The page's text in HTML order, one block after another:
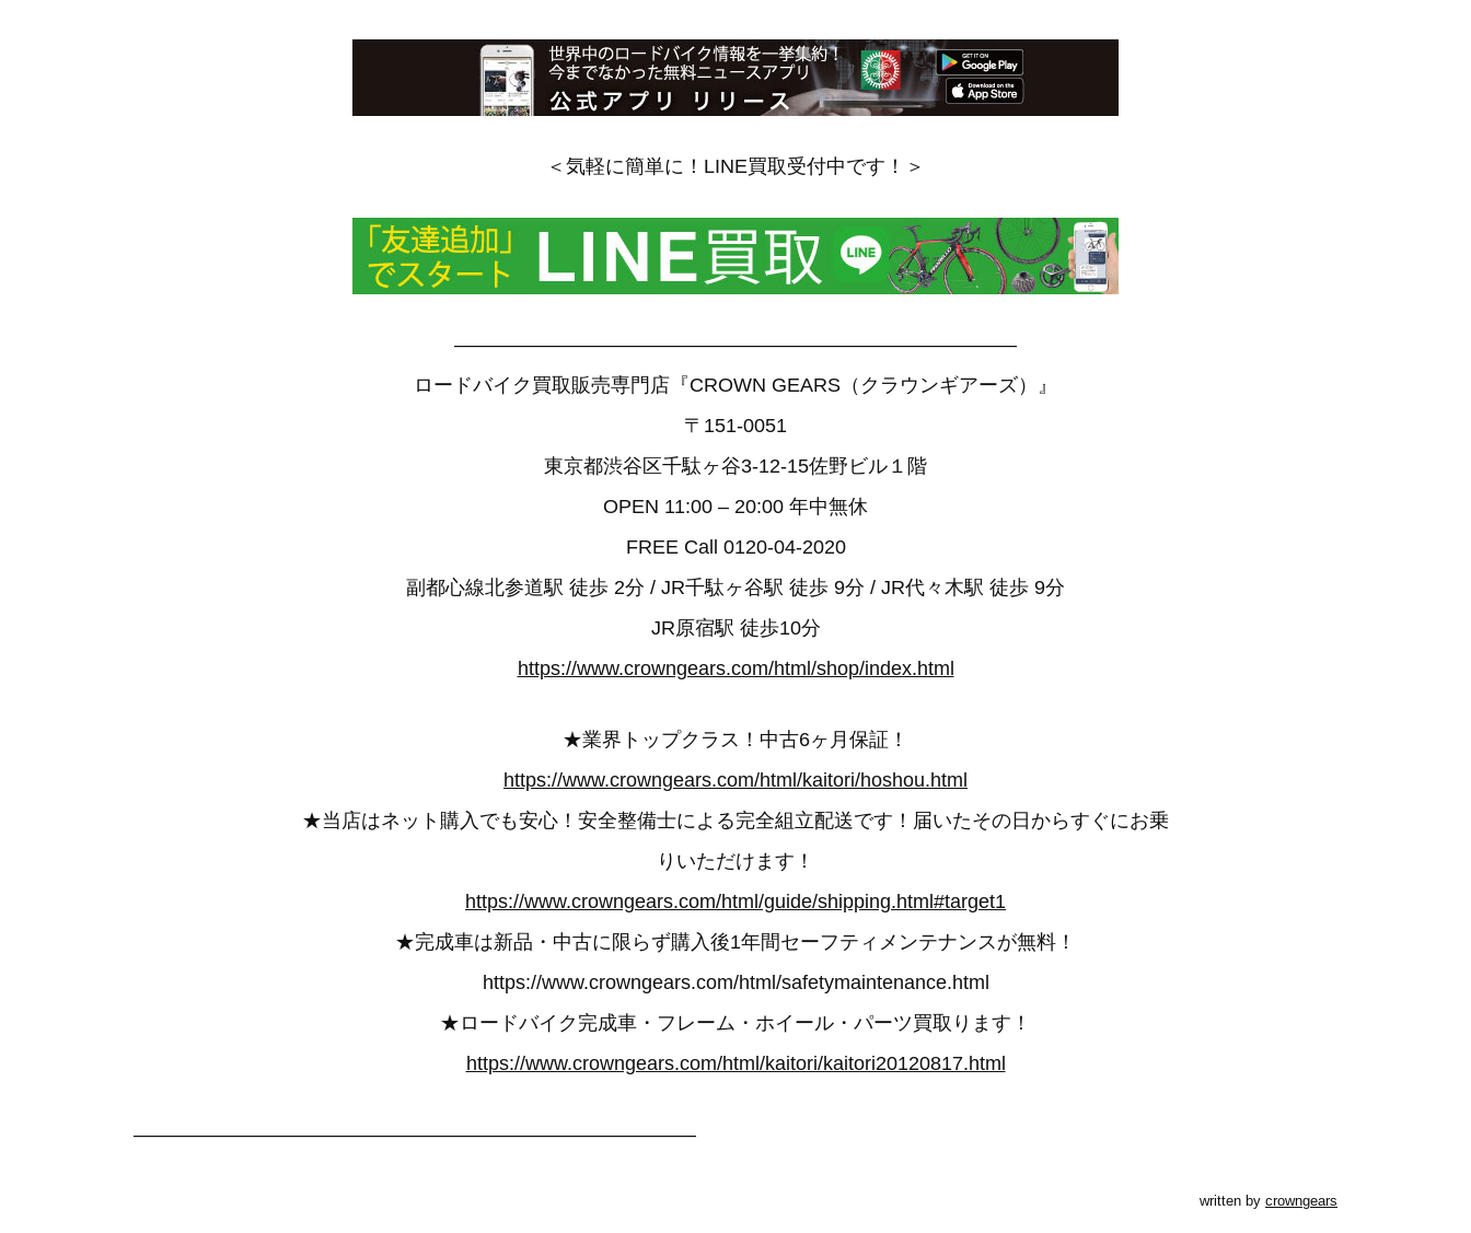
＜気軽に簡単に！LINE買取受付中です！＞
————————————————————————————–
ロードバイク買取販売専門店『CROWN GEARS（クラウンギアーズ）』
〒151-0051
東京都渋谷区千駄ヶ谷3-12-15佐野ビル１階
OPEN 11:00 – 20:00 年中無休
FREE Call 0120-04-2020
副都心線北参道駅 徒歩 2分 / JR千駄ヶ谷駅 徒歩 9分 / JR代々木駅 徒歩 9分
JR原宿駅 徒歩10分
https://www.crowngears.com/html/shop/index.html
★業界トップクラス！中古6ヶ月保証！
https://www.crowngears.com/html/kaitori/hoshou.html
★当店はネット購入でも安心！安全整備士による完全組立配送です！届いたその日からすぐにお乗
りいただけます！
https://www.crowngears.com/html/guide/shipping.html#target1
★完成車は新品・中古に限らず購入後1年間セーフティメンテナンスが無料！
https://www.crowngears.com/html/safetymaintenance.html
★ロードバイク完成車・フレーム・ホイール・パーツ買取ります！
https://www.crowngears.com/html/kaitori/kaitori20120817.html
————————————————————————————–
written by crowngears